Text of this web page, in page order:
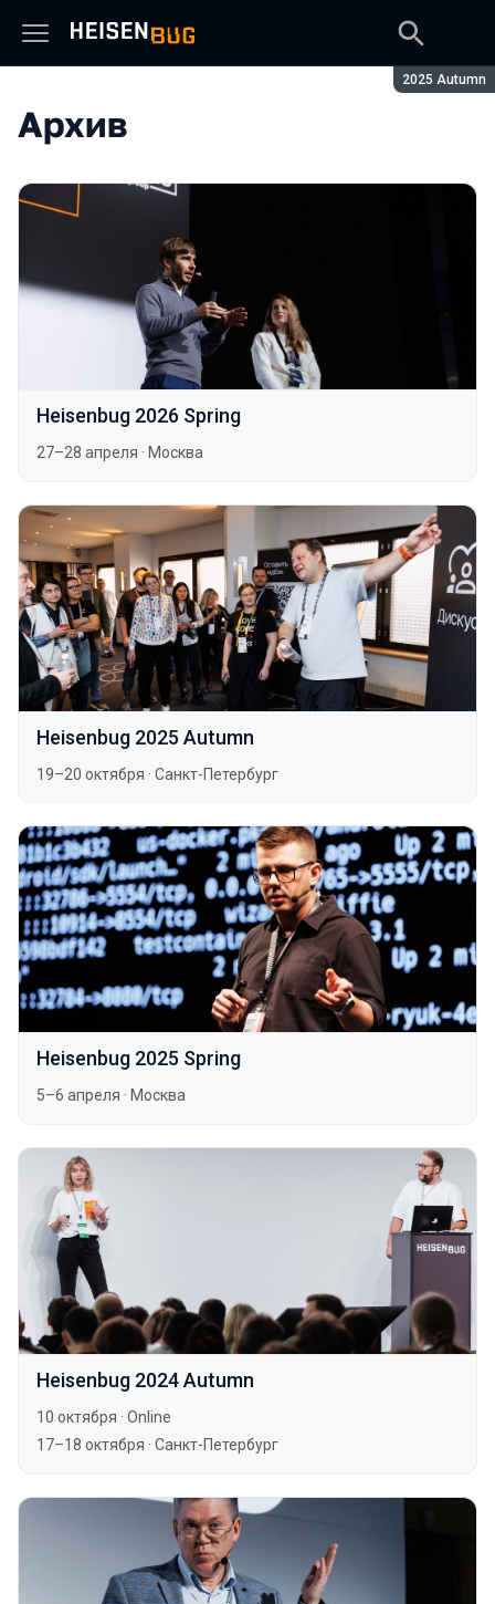
Сезон:
2025 Autumn
Архив
Heisenbug 2026 Spring
27–28 апреля · Москва
Heisenbug 2025 Autumn
19–20 октября · Санкт-Петербург
Heisenbug 2025 Spring
5–6 апреля · Москва
Heisenbug 2024 Autumn
10 октября · Online
17–18 октября · Санкт-Петербург